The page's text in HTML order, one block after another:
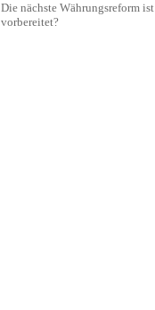
Die nächste Währungsreform
vorbereitet?